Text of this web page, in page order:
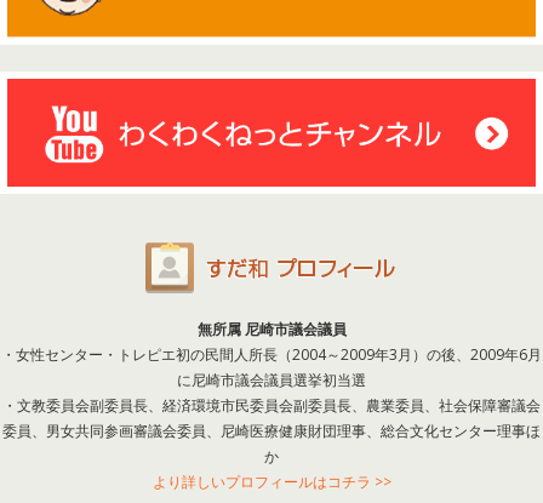
無所属 尼崎市議会議員
・女性センター・トレピエ初の民間人所長（2004～2009年3月）の後、2009年6月
に尼崎市議会議員選挙初当選
・文教委員会副委員長、経済環境市民委員会副委員長、農業委員、社会保障審議会
委員、男女共同参画審議会委員、尼崎医療健康財団理事、総合文化センター理事ほ
か
より詳しいプロフィールはコチラ >>